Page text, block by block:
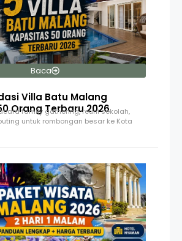
Baca
Villa Batu Malang
Orang Terbaru 2026
family gathering, reuni sekolah,
untuk rombongan besar ke Kota